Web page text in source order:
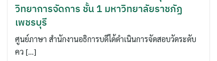
วิทยาการจัดการ ชั้น 1 มหาวิทยาลัยราชภัฏ
เพชรบุรี
ศูนย์ภาษา สำนักงานอธิการบดีได้ดำเนินการจัดสอบวัดระดับ
คว […]